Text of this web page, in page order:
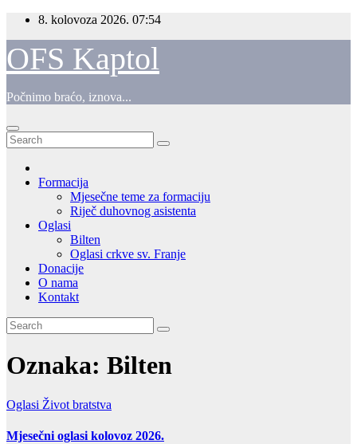
Skip
content
8. kolovoza 2026. 07:54
OFS Kaptol
Počnimo braćo, iznova...
Formacija
Mjesečne teme za formaciju
Riječ duhovnog asistenta
Oglasi
Bilten
Oglasi crkve sv. Franje
Donacije
O nama
Kontakt
Oznaka: Bilten
Oglasi Život bratstva
Mjesečni oglasi kolovoz 2026.